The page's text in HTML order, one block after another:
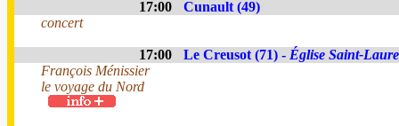
17:00
Cunault (49)
concert
17:00 Le Creusot (71) - Église Saint-
François Ménissier
le voyage du Nord